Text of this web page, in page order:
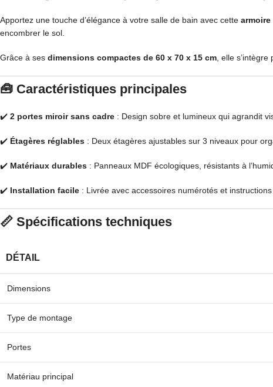
Apportez une touche d’élégance à votre salle de bain avec cette
encombrer le sol.
Grâce à ses dimensions compactes de 60 x 70 x 15 cm , elle
🧰 Caractéristiques principales
✔️ 2 portes miroir sans cadre : Design sobre et lumineux qui agrandit
✔️ Étagères réglables : Deux étagères ajustables sur 3 niveaux pour
✔️ Matériaux durables : Panneaux MDF écologiques, résistants à
✔️ Installation facile : Livrée avec accessoires numérotés et instructions
📏 Spécifications techniques
DÉTAIL
Dimensions
Type de montage
Portes
Matériau principal